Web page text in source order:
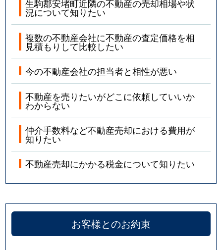
生駒郡安堵町近隣の不動産の売却相場や状
況について知りたい
複数の不動産会社に不動産の査定価格を相
見積もりして比較したい
今の不動産会社の担当者と相性が悪い
不動産を売りたいがどこに依頼していいか
わからない
仲介手数料など不動産売却における費用が
知りたい
不動産売却にかかる税金について知りたい
お客様とのお約束